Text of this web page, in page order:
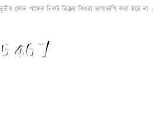
কোন পক্ষের নিকট বিক্রয় কিংবা ভাগাভাগি করা হবে না ।